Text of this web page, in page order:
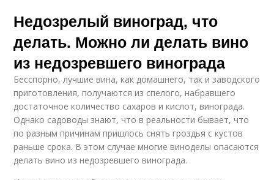
Недозрелый виноград, что
делать. Можно ли делать вино
из недозревшего винограда
Бесспорно, лучшие вина, как домашнего, так и заводского
приготовления, получаются из спелого, набравшего
достаточное количество сахаров и кислот, винограда.
Однако садоводы знают, что в реальности бывает, что
по разным причинам пришлось снять гроздья с кустов
раньше срока. В этом случае многие виноделы опасаются
делать вино из недозревшего винограда.